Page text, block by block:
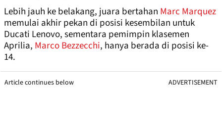
Lebih jauh ke belakang, juara bertahan Marc Marquez
memulai akhir pekan di posisi kesembilan untuk
Ducati Lenovo, sementara pemimpin klasemen
Aprilia, Marco Bezzecchi, hanya berada di posisi ke-
14.
Article continues below ADVERTISEMENT